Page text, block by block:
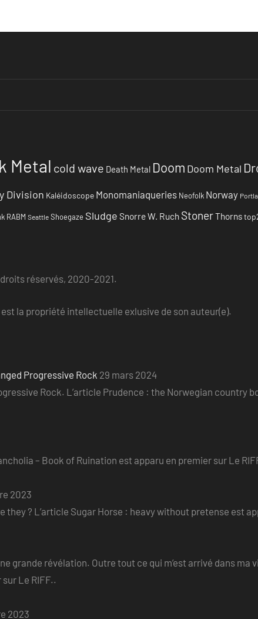
Metal cold wave Death Metal Doom Doom Metal
Division Kaléidoscope Monomaniaqueries Neofolk Norway
RABM Seattle Shoegaze Sludge Snorre W. Ruch StonerThorns
réservés, 2020-2021.
la propriété intellectuelle exlusive de son auteur(e).
Progressive Rock 29 mars 2024
Rock. L’article Prudence : the Norwegian country
– Book of Ruination est apparu en premier sur Le
2023
they ? L’article Sugar Horse : heavy without pretense est
grande révélation. Outre tout ce qui m’est arrivé dans ma
sur Le RIFF..
2023